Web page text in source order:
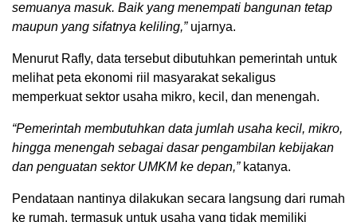
semuanya masuk. Baik yang menempati bangunan tetap
maupun yang sifatnya keliling,”ujarnya.
Menurut Rafly, data tersebut dibutuhkan pemerintah untuk
melihat peta ekonomi riil masyarakat sekaligus
memperkuat sektor usaha mikro, kecil, dan menengah.
“Pemerintah membutuhkan data jumlah usaha kecil, mikro,
hingga menengah sebagai dasar pengambilan kebijakan
dan penguatan sektor UMKM ke depan,”katanya.
Pendataan nantinya dilakukan secara langsung dari rumah
ke rumah, termasuk untuk usaha yang tidak memiliki